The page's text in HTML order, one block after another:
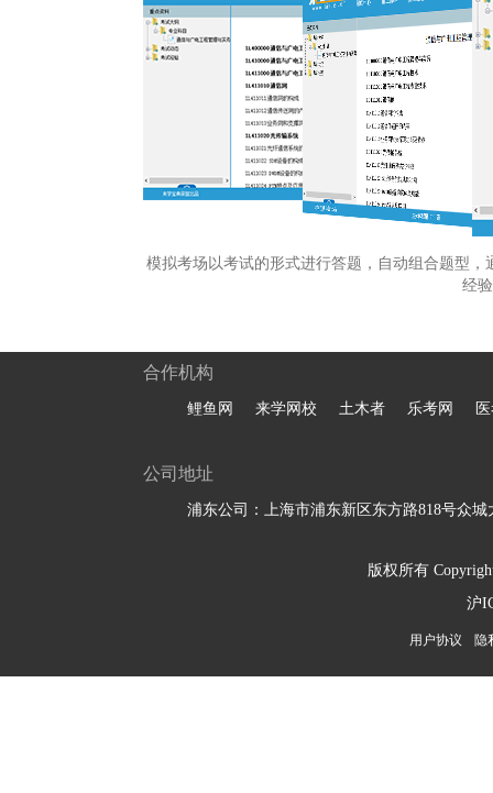
模拟考场以考试的形式进行答题，自动组合题型
经
合作机构
鲤鱼网 来学网校 土木者 乐考网
公司地址
浦东公司：上海市浦东新区东方路818号众城
版权所有
沪
用户协议 隐